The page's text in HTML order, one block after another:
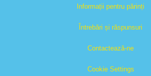
Informații pentru părinți
Întrebări și răspunsuri
Contactează-ne
Cookie Settings